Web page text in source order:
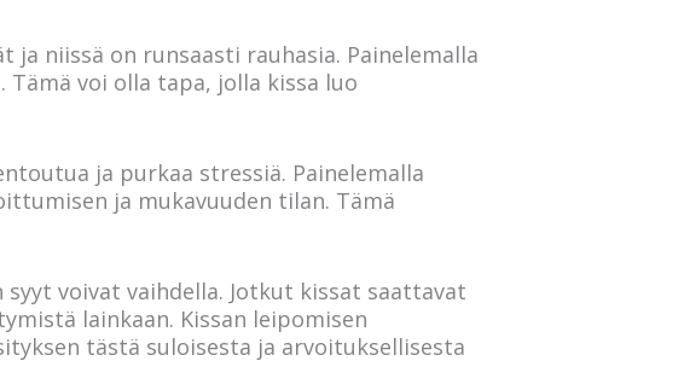
niissä on runsaasti rauhasia. Painelemalla
voi olla tapa, jolla kissa luo
ja purkaa stressiä. Painelemalla
ja mukavuuden tilan. Tämä
voivat vaihdella. Jotkut kissat saattavat
lainkaan. Kissan leipomisen
tästä suloisesta ja arvoituksellisesta